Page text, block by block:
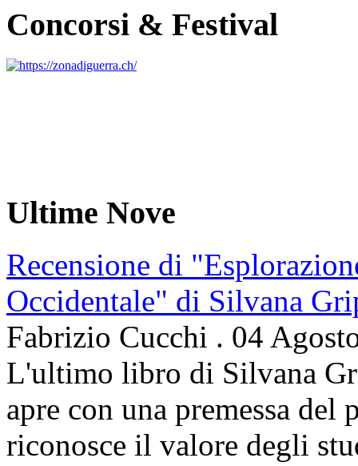
Concorsi & Festival
Ultime Nove
Recensione di
Occidentale" di Silvana
Fabrizio Cucchi . 04
L'ultimo libro di Silvana
apre con una premessa
riconosce il valore degli